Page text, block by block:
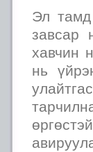
Эл
завсар
хавчин
нь